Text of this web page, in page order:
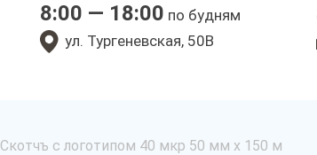
8:00 — 18:00 по будням
ул. Тургеневская, 50В
Скотчъ с логотипом 40 мкр 50 мм х 150 м